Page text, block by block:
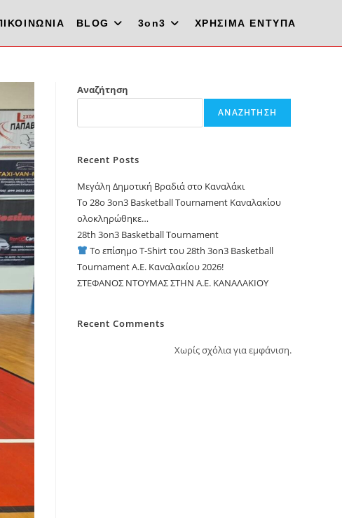
BLOG 3on3 ΧΡΗΣΙΜΑ ΕΝΤΥΠΑ
Αναζήτηση
ΑΝΑΖΉΤΗΣΗ
Recent Posts
Μεγάλη Δημοτική Βραδιά στο Καναλάκι
Το 28ο 3on3 Basketball Tournament Καναλακίου
ολοκληρώθηκε…
28th 3on3 Basketball Tournament
Το επίσημο T-Shirt του 28th 3on3 Basketball
Tournament A.E. Καναλακίου 2026!
ΣΤΕΦΑΝΟΣ ΝΤΟΥΜΑΣ ΣΤΗΝ Α.Ε. ΚΑΝΑΛΑΚΙΟΥ
Recent Comments
Χωρίς σχόλια για εμφάνιση.